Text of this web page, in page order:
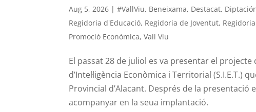
Aug 5, 2026 |#VallViu, Beneixama, Destacat,
Regidoria d'Educació, Regidoria de Joventut,
Promoció Econòmica,Vall Viu
El passat 28 de juliol es va presentar el
d’Intel·ligència Econòmica i Territorial (S.I.E.T.)
Provincial d’Alacant. Després de la presentació
acompanyar en la seua implantació.